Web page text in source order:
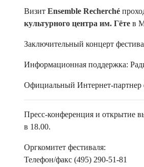
Визит Ensemble Recherché
культурного центра им. Гёте в
Заключительный концерт
Информационная поддержка:
Официальный Интернет-партнер
Пресс-конференция и открытие
в 18.00.
Оргкомитет фестиваля:
Телефон/факс (495) 290-51-81